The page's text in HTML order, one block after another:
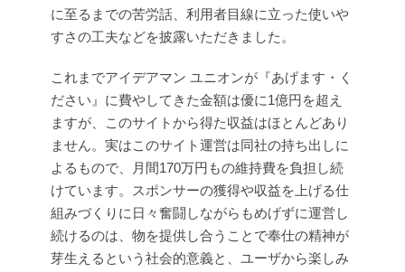
に至るまでの苦労話、利用者目線に立った使いや
すさの工夫などを披露いただきました。
これまでアイデアマン ユニオンが『あげます・く
ださい』に費やしてきた金額は優に1億円を超え
ますが、このサイトから得た収益はほとんどあり
ません。実はこのサイト運営は同社の持ち出しに
よるもので、月間170万円もの維持費を負担し続
けています。スポンサーの獲得や収益を上げる仕
組みづくりに日々奮闘しながらもめげずに運営し
続けるのは、物を提供し合うことで奉仕の精神が
芽生えるという社会的意義と、ユーザから楽しみ